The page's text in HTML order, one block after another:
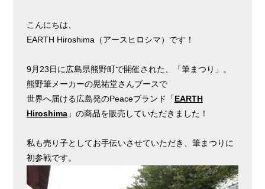
こんにちは、
EARTH Hiroshima（アースヒロシマ）です！
9月23日に広島県熊野町で開催された、「筆まつり」。
熊野筆メーカーの晃祐堂さんブースで
世界へ届ける広島発のPeaceブランド「EARTH
Hiroshima」の商品を販売していただきました！
私も売り子としてお手伝いさせていただき、筆まつりに
初参戦です。